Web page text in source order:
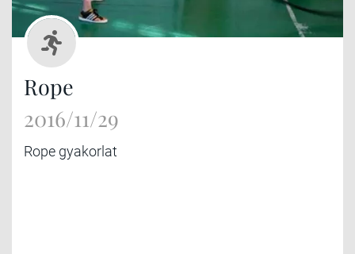
Rope
2016/11/29
Rope gyakorlat